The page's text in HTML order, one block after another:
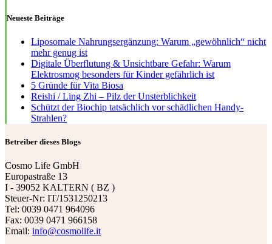
Neueste Beiträge
Liposomale Nahrungsergänzung: Warum „gewöhnlich“ nicht
mehr genug ist
Digitale Überflutung & Unsichtbare Gefahr: Warum
Elektrosmog besonders für Kinder gefährlich ist
5 Gründe für Vita Biosa
Reishi / Ling Zhi – Pilz der Unsterblichkeit
Schützt der Biochip tatsächlich vor schädlichen Handy-
Strahlen?
Betreiber dieses Blogs
Cosmo Life GmbH
Europastraße 13
I - 39052 KALTERN ( BZ )
Steuer-Nr: IT/1531250213
Tel: 0039 0471 964096
Fax: 0039 0471 966158
Email: info@cosmolife.it